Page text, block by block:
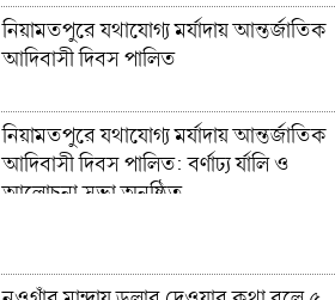
নিয়ামতপুরে যথাযোগ্য মর্যাদায় আন্তর্জাতিক
আদিবাসী দিবস পালিত
নিয়ামতপুরে যথাযোগ্য মর্যাদায় আন্তর্জাতিক
আদিবাসী দিবস পালিত: বর্ণাঢ্য র্যালি ও
আলোচনা সভা অনুষ্ঠিত